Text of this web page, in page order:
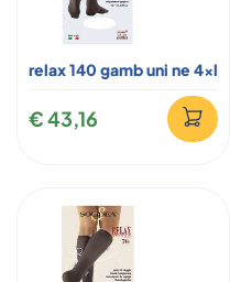
relax 140 gamb uni ne 4xl
€ 43,16